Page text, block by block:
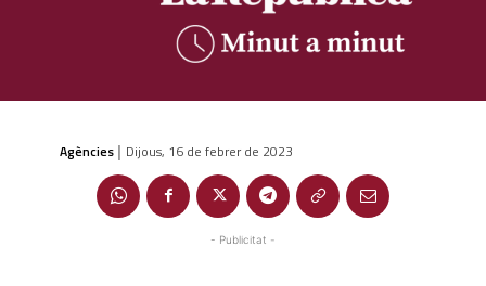
Agències | Dijous, 16 de febrer de 2023
- Publicitat -